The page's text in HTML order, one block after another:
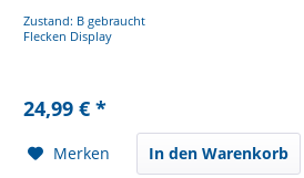
Zustand: B gebraucht
Flecken Display
24,99 € *
Merken In den Warenkorb